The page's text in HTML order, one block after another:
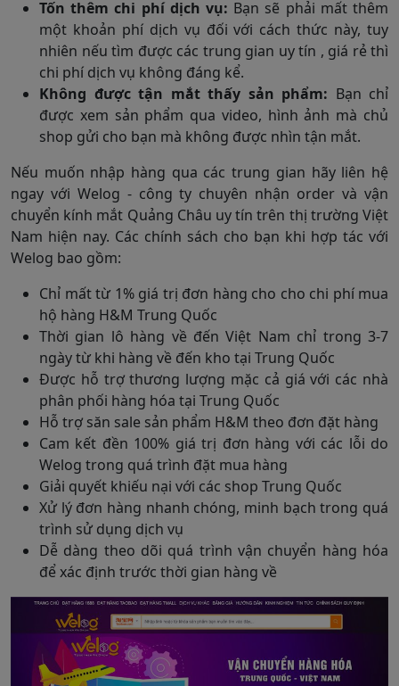
Tốn thêm chi phí dịch vụ: Bạn sẽ phải mất thêm
một khoản phí dịch vụ đối với cách thức này, tuy
nhiên nếu tìm được các trung gian uy tín , giá rẻ thì
chi phí dịch vụ không đáng kể.
Không được tận mắt thấy sản phẩm: Bạn chỉ
được xem sản phẩm qua video, hình ảnh mà chủ
shop gửi cho bạn mà không được nhìn tận mắt.
Nếu muốn nhập hàng qua các trung gian hãy liên hệ
ngay với Welog - công ty chuyên nhận order và vận
chuyển kính mắt Quảng Châu uy tín trên thị trường Việt
Nam hiện nay. Các chính sách cho bạn khi hợp tác với
Welog bao gồm:
Chỉ mất từ 1% giá trị đơn hàng cho cho chi phí mua
hộ hàng H&M Trung Quốc
Thời gian lô hàng về đến Việt Nam chỉ trong 3-7
ngày từ khi hàng về đến kho tại Trung Quốc
Được hỗ trợ thương lượng mặc cả giá với các nhà
phân phối hàng hóa tại Trung Quốc
Hỗ trợ săn sale sản phẩm H&M theo đơn đặt hàng
Cam kết đền 100% giá trị đơn hàng với các lỗi do
Welog trong quá trình đặt mua hàng
Giải quyết khiếu nại với các shop Trung Quốc
Xử lý đơn hàng nhanh chóng, minh bạch trong quá
trình sử dụng dịch vụ
Dễ dàng theo dõi quá trình vận chuyển hàng hóa
để xác định trước thời gian hàng về